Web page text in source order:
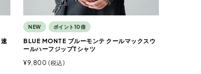
NEW ポイント10倍
BLUE MONTE ブルーモンテ クールマックスウ
ールハーフジップTシャツ
¥9,800 税込